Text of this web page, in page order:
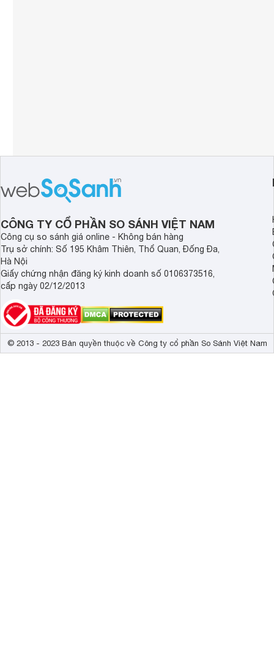
CÔNG TY CỔ PHẦN SO SÁNH VIỆT NAM
Công cụ so sánh giá online - Không bán hàng
Trụ sở chính: Số 195 Khâm Thiên, Thổ Quan, Đống Đa,
Hà Nội
Giấy chứng nhận đăng ký kinh doanh số 0106373516,
cấp ngày 02/12/2013
© 2013 - 2023 Bản quyền thuộc về Công ty cổ phần So Sánh Việt Nam